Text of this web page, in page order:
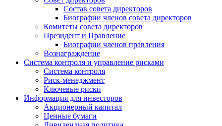
Состав совета директоров
Биографии членов совета директоров
Комитеты совета директоров
Президент и Правление
Биографии членов правления
Вознаграждение
Система контроля и управление рисками
Система контроля
Риск-менеджмент
Ключевые риски
Информация для инвесторов
Акционерный капитал
Ценные бумаги